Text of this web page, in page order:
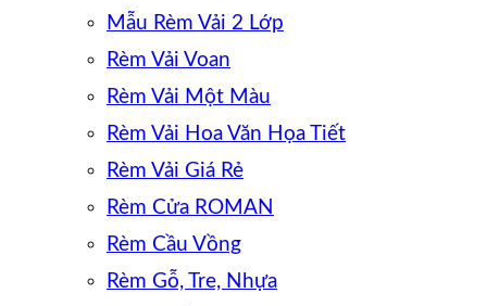
Mẫu Rèm Vải 2 Lớp
Rèm Vải Voan
Rèm Vải Một Màu
Rèm Vải Hoa Văn Họa Tiết
Rèm Vải Giá Rẻ
Rèm Cửa ROMAN
Rèm Cầu Vồng
Rèm Gỗ, Tre, Nhựa